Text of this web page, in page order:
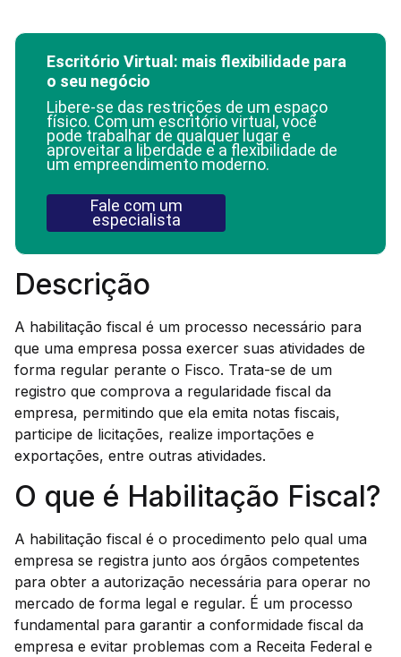
Escritório Virtual: mais flexibilidade para
o seu negócio
Libere-se das restrições de um espaço
físico. Com um escritório virtual, você
pode trabalhar de qualquer lugar e
aproveitar a liberdade e a flexibilidade de
um empreendimento moderno.
Fale com um
especialista
Descrição
A habilitação fiscal é um processo necessário para
que uma empresa possa exercer suas atividades de
forma regular perante o Fisco. Trata-se de um
registro que comprova a regularidade fiscal da
empresa, permitindo que ela emita notas fiscais,
participe de licitações, realize importações e
exportações, entre outras atividades.
O que é Habilitação Fiscal?
A habilitação fiscal é o procedimento pelo qual uma
empresa se registra junto aos órgãos competentes
para obter a autorização necessária para operar no
mercado de forma legal e regular. É um processo
fundamental para garantir a conformidade fiscal da
empresa e evitar problemas com a Receita Federal e